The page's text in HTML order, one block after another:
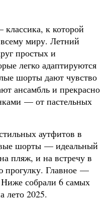
к которой
миру. Летний
простых и
легко адаптируются
шорты дают чувство
ансамбль и прекрасно
— от пастельных
аутфитов в
шорты — идеальный
пляж, и на встречу в
прогулку. Главное —
Ниже собрали 6 самых
лето 2025.